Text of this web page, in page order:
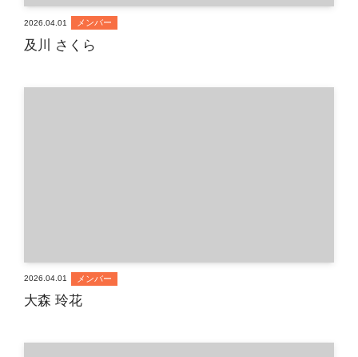
及川 さくら
2026.04.01 メンバー
大森 玲花
2026.04.01 メンバー